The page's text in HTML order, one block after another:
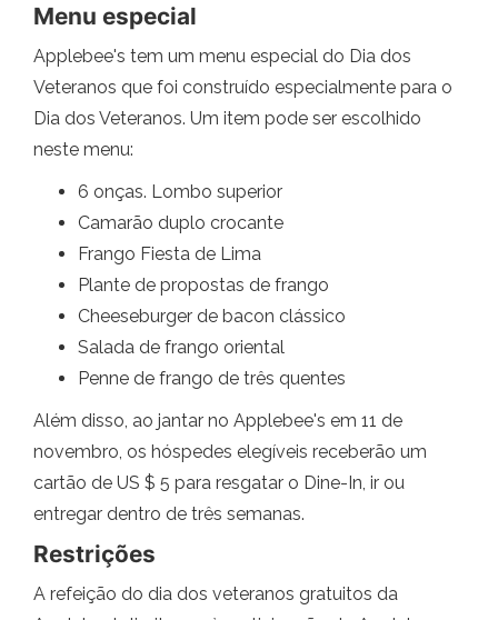
Menu especial
Applebee's tem um menu especial do Dia dos
Veteranos que foi construído especialmente para o
Dia dos Veteranos. Um item pode ser escolhido
neste menu:
6 onças. Lombo superior
Camarão duplo crocante
Frango Fiesta de Lima
Plante de propostas de frango
Cheeseburger de bacon clássico
Salada de frango oriental
Penne de frango de três quentes
Além disso, ao jantar no Applebee's em 11 de
novembro, os hóspedes elegíveis receberão um
cartão de US $ 5 para resgatar o Dine-In, ir ou
entregar dentro de três semanas.
Restrições
A refeição do dia dos veteranos gratuitos da